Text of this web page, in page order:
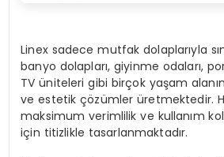
Linex sadece mutfak dolaplarıyla
banyo dolapları, giyinme odaları,
TV üniteleri gibi birçok yaşam
ve estetik çözümler üretmektedir.
maksimum verimlilik ve kullanım
için titizlikle tasarlanmaktadır.